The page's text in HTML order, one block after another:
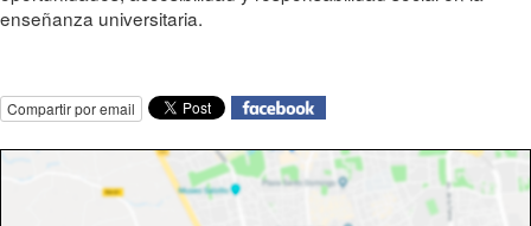
enseñanza universitaria.
Compartir por email